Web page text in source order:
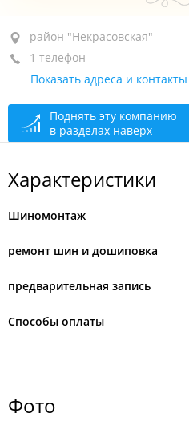
район "Некрасовская", ул.
+7 914 791-56-74
закрыто, откроется в 09:00
район "Некрасовская"
1 телефон
Показать адреса и контакты
Поднять эту компанию
в разделах наверх
Характеристики
Шиномонтаж
ремонт шин и дошиповка
предварительная запись
Способы оплаты
Фото